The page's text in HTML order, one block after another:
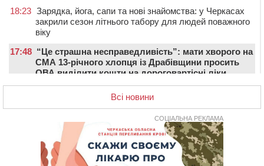
18:23 Зарядка, йога, сапи та нові знайомства: у Черкасах
закрили сезон літнього табору для людей поважного
віку
17:48 “Це страшна несправедливість”: мати хворого на
СМА 13-річного хлопця із Драбівщини просить
ОВА виділити кошти на дороговартісні ліки
На Уманщині судитимуть колишню очільницю відділу
освіти через закупівлю електрики за завищеною
У Черкасах провели в останню путь двох
загиблих воїнів
До 1 вересня у Черкасах оновлюють дорожню
Всі новини
СОЦІАЛЬНА РЕКЛАМА